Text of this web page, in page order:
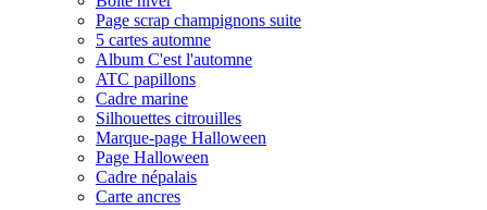
Page scrap champignons suite
5 cartes automne
Album C'est l'automne
ATC papillons
Cadre marine
Silhouettes citrouilles
Marque-page Halloween
Page Halloween
Cadre népalais
Carte ancres